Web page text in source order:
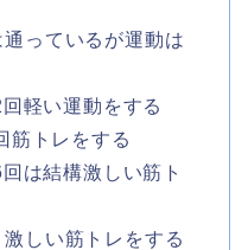
っているが運動は
軽い運動をする
トレをする
は結構激しい筋ト
しい筋トレをする